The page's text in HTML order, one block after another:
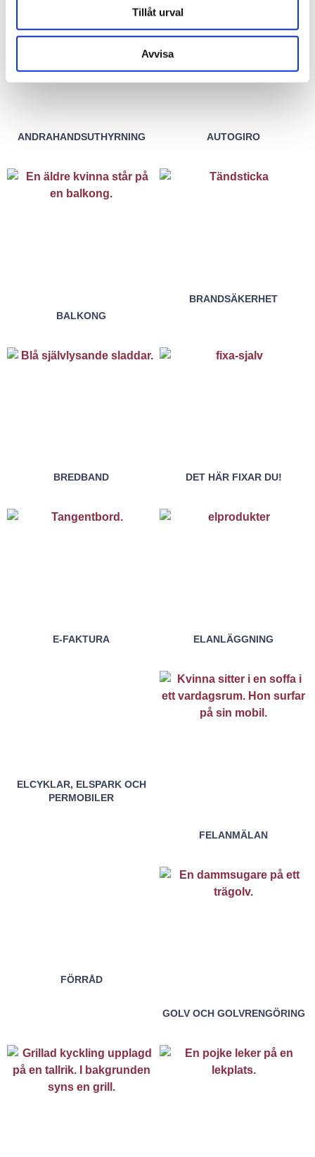
Tillåt urval
Avvisa
ANDRAHANDSUTHYRNING AUTOGIRO
BALKONG
BRANDSÄKERHET
BREDBAND DET HÄR FIXAR DU!
E-FAKTURA ELANLÄGGNING
ELCYKLAR, ELSPARK OCH
PERMOBILER
FELANMÄLAN
FÖRRÅD
GOLV OCH GOLVRENGÖRING